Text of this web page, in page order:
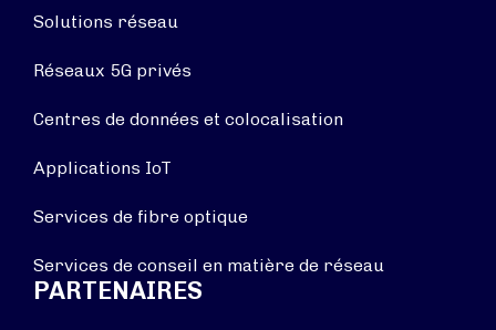
Solutions réseau
Réseaux 5G privés
Centres de données et colocalisation
Applications IoT
Services de fibre optique
Services de conseil en matière de réseau
PARTENAIRES